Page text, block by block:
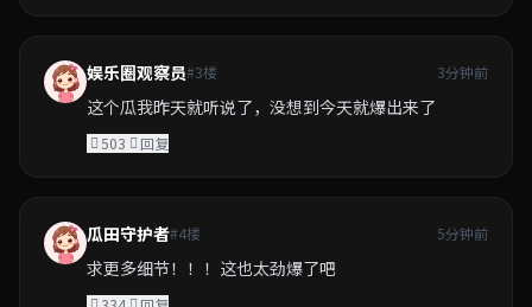
娱乐圈观察员#3楼 3分钟前
这个瓜我昨天就听说了，没想到今天就爆出来了
503 回复
瓜田守护者#4楼 5分钟前
求更多细节！！！这也太劲爆了吧